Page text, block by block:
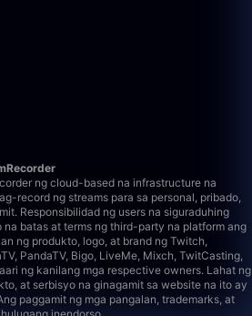
ng cloud-based na infrastructure na
record ng streams para sa personal, pribado,
Responsibilidad ng users na siguraduhing
na batas at terms ng third-party na platform ang
ng produkto, logo, at brand ng Twitch,
PandaTV, Bigo, LiveMe, Mixch, TwitCasting,
ng kanilang mga respective owners. Lahat ng
at serbisyo na ginagamit sa website na ito ay
paggamit ng mga pangalan, trademarks, at